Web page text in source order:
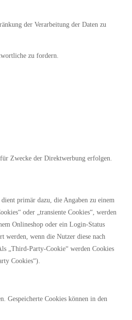
der Verarbeitung der Daten zu
zu fordern.
Zwecke der Direktwerbung erfolgen.
primär dazu, die Angaben zu einem
oder „transiente Cookies“, werden
Onlineshop oder ein Login-Status
werden, wenn die Nutzer diese nach
„Third-Party-Cookie“ werden Cookies
Cookies“).
Gespeicherte Cookies können in den